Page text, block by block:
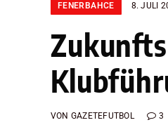
FENERBAHCE 8. JULI
VON GAZETEFUTBOL 3